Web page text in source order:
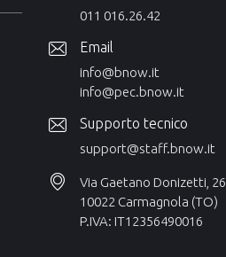
011 016.26.42
Email
info@bnow.it
info@pec.bnow.it
Supporto tecnico
support@staff.bnow.it
Via Gaetano Donizetti, 26
10022 Carmagnola (TO)
P.IVA: IT12356490016